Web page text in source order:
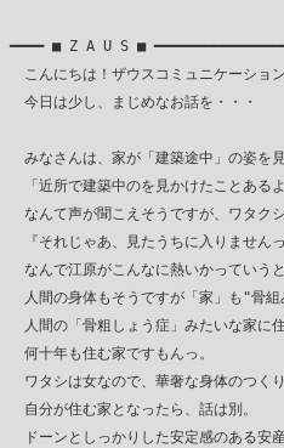
━━━━ ■ Z A U S ■
こんにちは！ザウスコミュニケーション
今日は少し、まじめなお話を・・・
みなさんは、家が「建築途中」の姿を
「近所で建築中のを見かけたことあるよ
なんて声が聞こえそうですが、ワタク
『それじゃあ、見たうちに入りませんっ
なんで江原がこんなに熱いかっていう
人間の身体もそうですが「家」も"骨組
人間の「骨粗しょう症」みたいな家に
何十年も住む家ですもんっ。
ワタシは女なので、華奢な身体のつく
自分が住む家となったら、話は別。
ドーンとしっかりした安定感のある安